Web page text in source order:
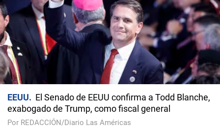
EEUU
El Senado de EEUU confirma a Todd Blanche,
exabogado de Trump, como fiscal general
Por REDACCIÓN/Diario Las Américas